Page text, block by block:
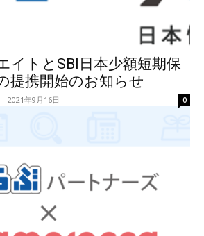
イトとSBI日本少額短期保
提携開始のお知らせ
- 2021年9月16日 0